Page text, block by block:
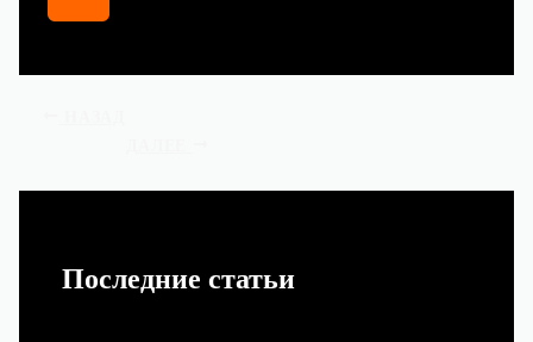
Последние статьи